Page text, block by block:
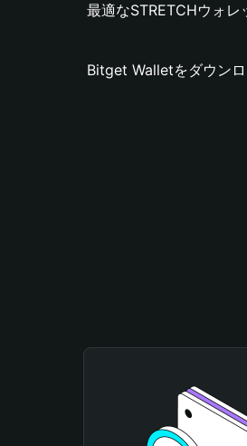
最適なSTRETCHウォレ
Bitget Walletをダウン